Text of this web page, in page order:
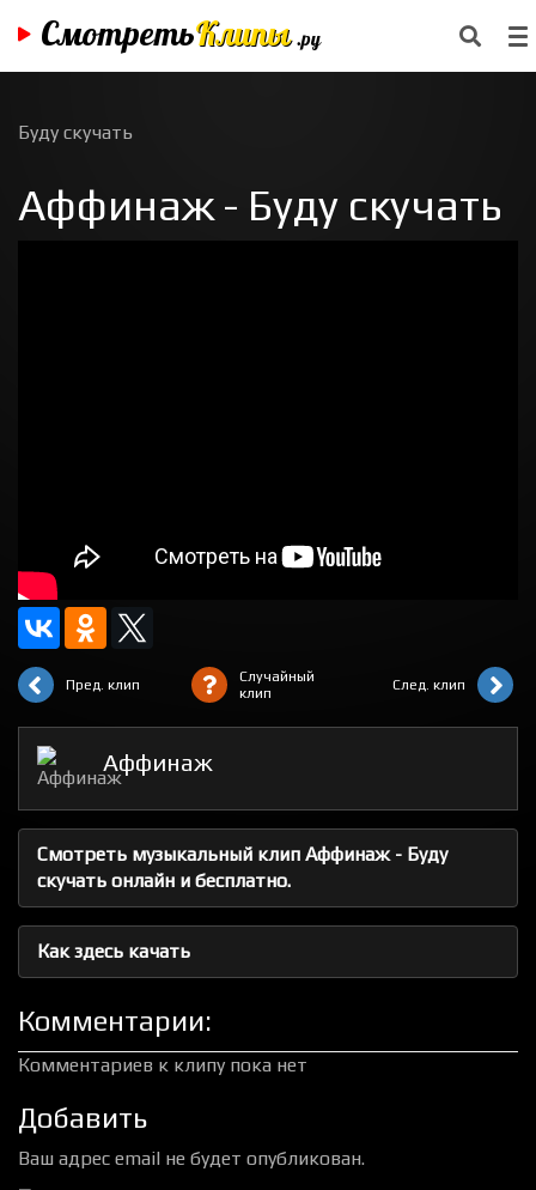
СмотретьКлипы .ру
Буду скучать
Аффинаж - Буду скучать
Пред. клип
Случайный
клип
След. клип
Аффинаж
Смотреть музыкальный клип Аффинаж - Буду
скучать онлайн и бесплатно.
Как здесь качать
Комментарии:
Комментариев к клипу пока нет
Добавить
Ваш адрес email не будет опубликован.